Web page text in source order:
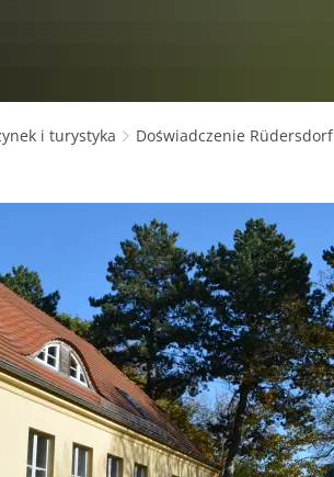
i turystyka Doświadczenie Rüdersdorf